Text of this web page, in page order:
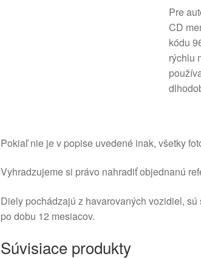
Pre
CD
kódu
rýchlu
Pokiaľ nie je v popise uvedené inak, všetky
Vyhradzujeme si právo nahradiť objednanú
Diely pochádzajú z havarovaných vozidiel,
po dobu 12 mesiacov.
Súvisiace produkty